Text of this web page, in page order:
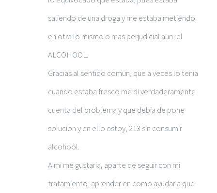
saliendo de una droga y me estaba metiendo
en otra lo mismo o mas perjudicial aun, el
ALCOHOOL.
Gracias al sentido comun, que a veces lo tenia
cuando estaba fresco me di verdaderamente
cuenta del problema y que debia de pone
solucion y en ello estoy, 213 sin consumir
alcohool.
A mi me gustaria, aparte de seguir con mi
tratamiento, aprender en como ayudar a que